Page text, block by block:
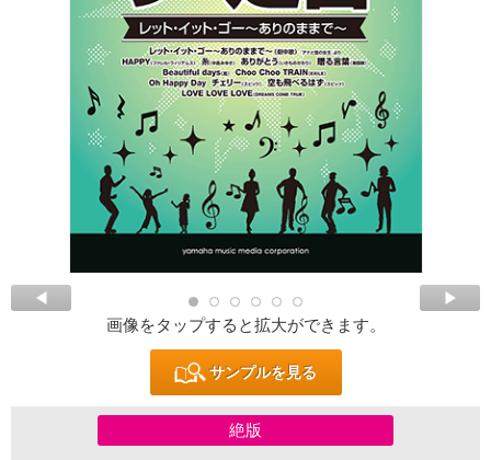
画像をタップすると拡大ができます。
サンプルを見る
絶版